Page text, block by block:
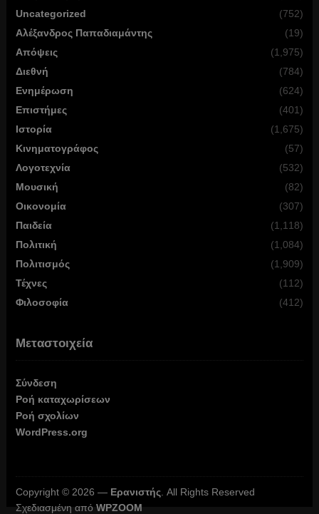
Uncategorized
(752)
Αλέξανδρος Παπαδιαμάντης
(19)
Απόψεις
(1,975)
Διεθνή
(784)
Ενημέρωση
(624)
Επιστήμες
(401)
Ιστορία
(1,675)
Κινηματογράφος
(57)
Λογοτεχνία
(532)
Μουσική
(82)
Οικονομία
(307)
Παιδεία
(1,118)
Πολιτική
(1,084)
Πολιτισμός
(1,909)
Τέχνες
(112)
Φιλοσοφία
(412)
Μεταστοιχεία
Σύνδεση
Ροή καταχωρίσεων
Ροή σχολίων
WordPress.org
Copyright © 2026 — Ερανιστής. All Rights Reserved
Σχεδιασμένη από WPZOOM